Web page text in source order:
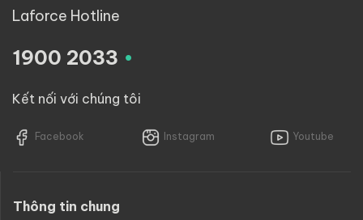
Laforce Hotline
1900 2033 .
Kết nối với chúng tôi
Facebook Instagram Youtube
Thông tin chung